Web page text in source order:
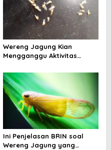
Wereng Jagung Kian
Mengganggu Aktivitas
Miliki Solusi?
Ini Penjelasan BRIN soal
Wereng Jagung yang